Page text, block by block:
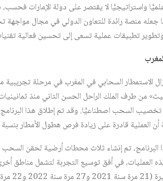
علميًّا واستراتيجيًّا لا يقتصر على دولة الإمارات
جعله منصة رائدة للتعاون الدولي في مجال
تطبيقات عملية تسعى إلى تحسين فعالية
يزال الاستمطار السحابي في المغرب في مرحلة
من طرف الملك الراحل الحسن الثاني منذ
قادرة على زيادة فرص هطول الأمطار بنسبة تراوح بين
البرنامج، تم إنشاء ثلاث محطات أرضية لحقن
في أفق توسيع التجربة لتشمل مناطق